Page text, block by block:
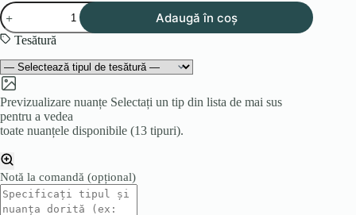
Cantitate
Colțar
HAVANA
MINI
Adaugă în coș
Tesătură
Previzualizare nuanțe Selectați un tip din lista de mai sus
pentru a vedea
toate nuanțele disponibile (13 tipuri).
Notă la comandă (opțional)